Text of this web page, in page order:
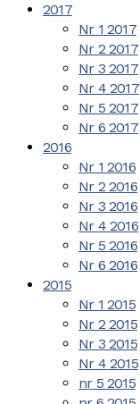
2017
Nr 1 2017
Nr 2 2017
Nr 3 2017
Nr 4 2017
Nr 5 2017
Nr 6 2017
2016
Nr 1 2016
Nr 2 2016
Nr 3 2016
Nr 4 2016
Nr 5 2016
Nr 6 2016
2015
Nr 1 2015
Nr 2 2015
Nr 3 2015
Nr 4 2015
nr 5 2015